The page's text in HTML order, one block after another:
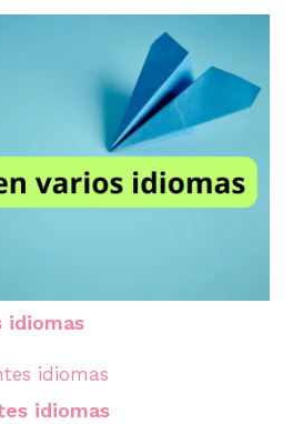
idiomas
idiomas